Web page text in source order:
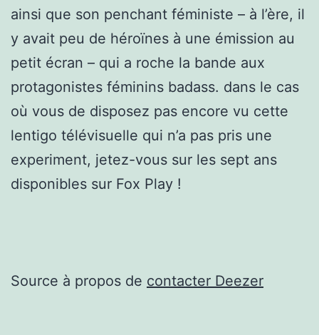
ainsi que son penchant féministe – à l’ère, il
y avait peu de héroïnes à une émission au
petit écran – qui a roche la bande aux
protagonistes féminins badass. dans le cas
où vous de disposez pas encore vu cette
lentigo télévisuelle qui n’a pas pris une
experiment, jetez-vous sur les sept ans
disponibles sur Fox Play !
Source à propos de contacter Deezer